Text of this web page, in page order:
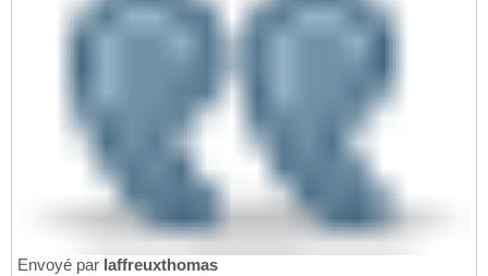
Envoyé par laffreuxthomas